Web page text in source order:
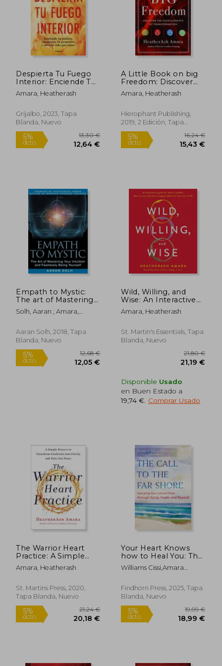
5% 16,24 € 5%
Despierta Tu Fuego
Interior: Enciende Tu
Pasión, Encuentra Tu
Propósito Y Crea L a
Awakening Your
Inner Fire: A Step-By-
Amara, Heatherash
Grijalbo, 2023, Tapa
Blanda, Nuevo
dcto. 12,64 €
A Little Book on big
Freedom: Discover
the Four Elements of
Transformation (en
Amara, Heatherash
Hierophant Publishing,
2019, 2 Edición, Tapa
Blanda, Nuevo
dcto.
Empath to Mystic:
The art of Mastering
Your Intuition and
Fearlessly Being
Solh, Aaran ; Amara,
Aaran Solh, 2018, Tapa
Blanda, Nuevo
5%
dcto.
Wild, Willing, and
Wise: An Interactive
Guide for When to
Paddle, When to
Jump Naked Into the
River of Life (en
Amara, Heatherash
St. Martin's Essentials, Tapa
Blanda, Nuevo
Disponible Usado
en Buen Estado a
19,74 € Comprar Usado
The Warrior Heart
Practice: A Simple
Process to Transform
Confusion Into Clarity
(en Inglés)
Amara, Heatherash
St. Martins Press, 2020,
Tapa Blanda, Nuevo
Your Heart Knows
how to Heal You: The
Sacred Medicine of
the Four Chambers
Inglés)
Williams Cissi,Amara
Findhorn Press, 2025, Tapa
Blanda, Nuevo